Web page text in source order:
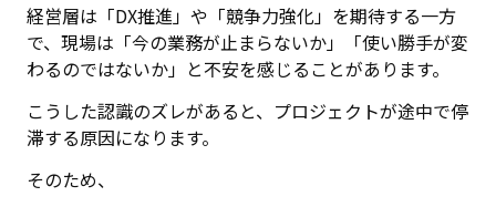
経営層は「DX推進」や「競争力強化」を期待する一方
で、現場は「今の業務が止まらないか」「使い勝手が変
わるのではないか」と不安を感じることがあります。
こうした認識のズレがあると、プロジェクトが途中で停
滞する原因になります。
そのため、